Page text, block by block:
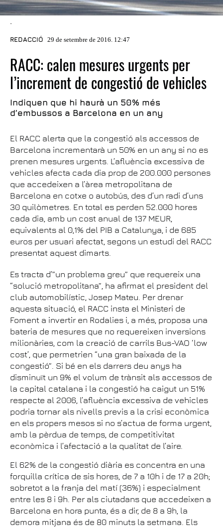
-
REDACCIÓ 29 de setembre de 2016. 12:47
RACC: calen mesures urgents per
l’increment de congestió de vehicles
Indiquen que hi haurà un 50% més
d’embussos a Barcelona en un any
El RACC alerta que la congestió als accessos de
Barcelona incrementarà un 50% en un any si no es
prenen mesures urgents. L’afluència excessiva de
vehicles afecta cada dia prop de 200.000 persones
que accedeixen a l’àrea metropolitana de
Barcelona en cotxe o autobús, des d’un radi d’uns
30 quilòmetres. En total es perden 52.000 hores
cada dia, amb un cost anual de 137 MEUR,
equivalents al 0,1% del PIB a Catalunya, i de 685
euros per usuari afectat, segons un estudi del RACC
presentat aquest dimarts.
Es tracta d’”un problema greu” que requereix una
“solució metropolitana”, ha afirmat el president del
club automobilístic, Josep Mateu. Per drenar
aquesta situació, el RACC insta el Ministeri de
Foment a invertir en Rodalies i, a més, proposa una
bateria de mesures que no requereixen inversions
milionàries, com la creació de carrils Bus-VAO ‘low
cost’, que permetrien “una gran baixada de la
congestió”. Si bé en els darrers deu anys ha
disminuït un 9% el volum de trànsit als accessos de
la capital catalana i la congestió ha caigut un 51%
respecte al 2006, l’afluència excessiva de vehicles
podria tornar als nivells previs a la crisi econòmica
en els propers mesos si no s’actua de forma urgent,
amb la pèrdua de temps, de competitivitat
econòmica i l’afectació a la qualitat de l’aire.
El 62% de la congestió diària es concentra en una
forquilla crítica de sis hores, de 7 a 10h i de 17 a 20h;
sobretot a la franja del matí (36%) i especialment
entre les 8 i 9h. Per als ciutadans que accedeixen a
Barcelona en hora punta, és a dir, de 8 a 9h, la
demora mitjana és de 80 minuts la setmana. Els